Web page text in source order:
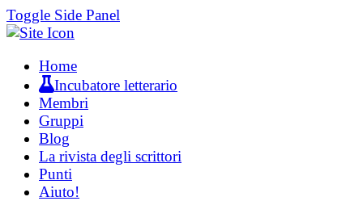
Toggle Side Panel
Home
Incubatore letterario
Membri
Gruppi
Blog
La rivista degli scrittori
Punti
Aiuto!